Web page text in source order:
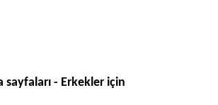
sayfaları - Erkekler için